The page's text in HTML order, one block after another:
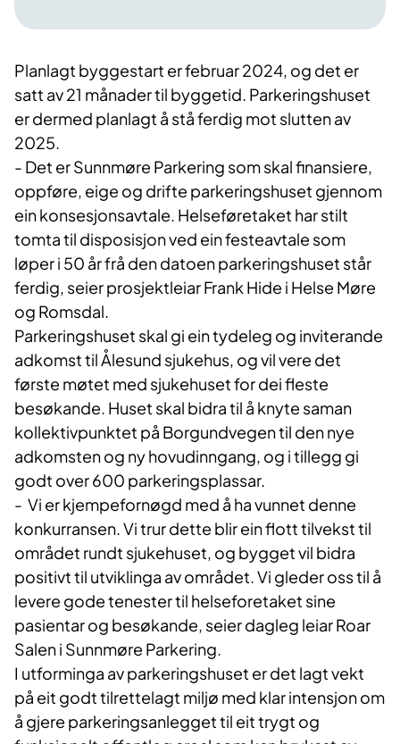
Planlagt byggestart er februar 2024, og det er
satt av 21 månader til byggetid. Parkeringshuset
er dermed planlagt å stå ferdig mot slutten av
2025.
- Det er Sunnmøre Parkering som skal finansiere,
oppføre, eige og drifte parkeringshuset gjennom
ein konsesjonsavtale. Helseføretaket har stilt
tomta til disposisjon ved ein festeavtale som
løper i 50 år frå den datoen parkeringshuset står
ferdig, seier prosjektleiar Frank Hide i Helse Møre
og Romsdal.
Parkeringshuset skal gi ein tydeleg og inviterande
adkomst til Ålesund sjukehus, og vil vere det
første møtet med sjukehuset for dei fleste
besøkande. Huset skal bidra til å knyte saman
kollektivpunktet på Borgundvegen til den nye
adkomsten og ny hovudinngang, og i tillegg gi
godt over 600 parkeringsplassar.
- Vi er kjempefornøgd med å ha vunnet denne
konkurransen. Vi trur dette blir ein flott tilvekst til
området rundt sjukehuset, og bygget vil bidra
positivt til utviklinga av området. Vi gleder oss til å
levere gode tenester til helseforetaket sine
pasientar og besøkande, seier dagleg leiar Roar
Salen i Sunnmøre Parkering.
I utforminga av parkeringshuset er det lagt vekt
på eit godt tilrettelagt miljø med klar intensjon om
å gjere parkeringsanlegget til eit trygt og